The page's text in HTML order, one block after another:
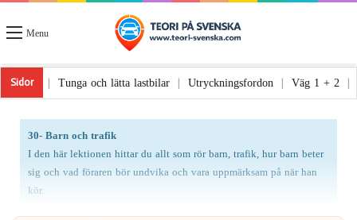
Menu
Sidor
varningsljus | Tunga och lätta lastbilar | Utryckningsfordon | Väg
30- Barn och trafik
I den här lektionen hittar du allt som rör barn, trafik, hur barn beter
sig och vad föraren bör undvika och vara uppmärksam på när han
kör.